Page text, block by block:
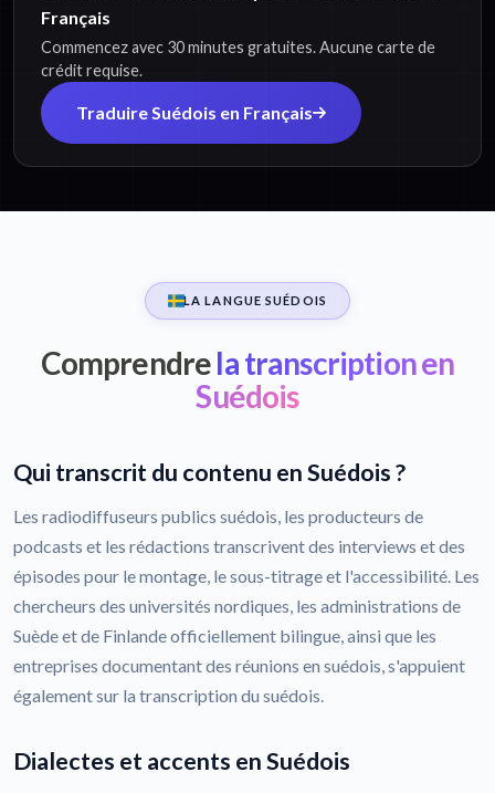
Français
Commencez avec 30 minutes gratuites. Aucune carte de
crédit requise.
Traduire Suédois en Français
LA LANGUE SUÉDOIS
Comprendrela transcription en
Suédois
Qui transcrit du contenu en Suédois ?
Les radiodiffuseurs publics suédois, les producteurs de
podcasts et les rédactions transcrivent des interviews et des
épisodes pour le montage, le sous-titrage et l'accessibilité. Les
chercheurs des universités nordiques, les administrations de
Suède et de Finlande officiellement bilingue, ainsi que les
entreprises documentant des réunions en suédois, s'appuient
également sur la transcription du suédois.
Dialectes et accents en Suédois